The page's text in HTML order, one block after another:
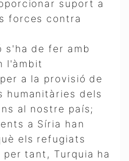
suport a
forces contra
s'ha de fer amb
l'àmbit
a la provisió de
humanitàries dels
al nostre país;
a Síria han
els refugiats
tant, Turquia ha